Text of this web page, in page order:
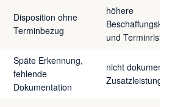
Disposition ohne
Terminbezug
höhere
und Terminrisiko
Späte Erkennung,
fehlende
Dokumentation
nicht
Zusatzleistungen